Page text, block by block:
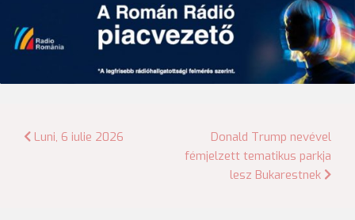
Bejegyzés
Luni, 6 iulie 2026
Donald Trump nevével
fémjelzett tematikus parkja
lesz Bukarestnek